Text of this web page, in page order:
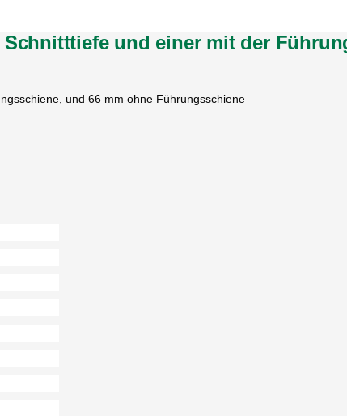
und einer mit der
und 66 mm ohne Führungsschiene